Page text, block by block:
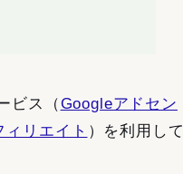
ビス（Googleアドセン
ィリエイト ）を利用して